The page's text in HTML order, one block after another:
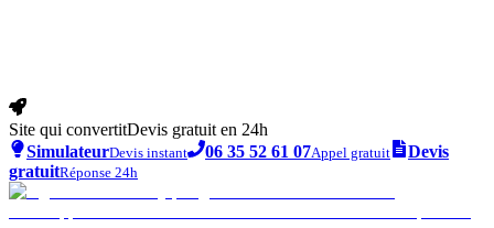
Site qui convertitDevis gratuit en 24h
SimulateurDevis instant 06 35 52 61 07Appel gratuit
Devis
gratuitRéponse 24h